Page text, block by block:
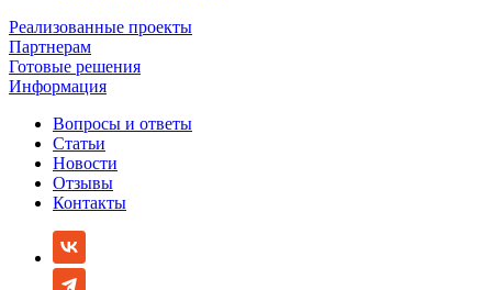
Реализованные проекты
Партнерам
Готовые решения
Информация
Вопросы и ответы
Статьи
Новости
Отзывы
Контакты